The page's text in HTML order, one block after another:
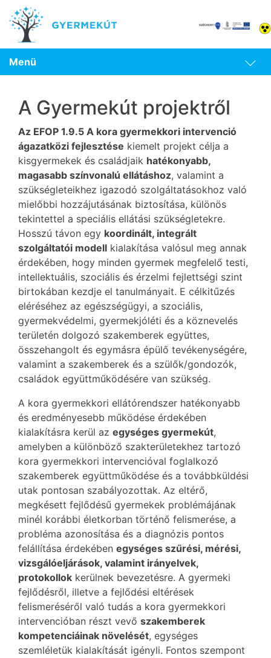
Menü
A Gyermekút projektről
Az EFOP 1.9.5 A kora gyermekkori intervenció
ágazatközi fejlesztése kiemelt projekt célja a
kisgyermekek és családjaik hatékonyabb,
magasabb színvonalú ellátáshoz, valamint a
szükségleteikhez igazodó szolgáltatásokhoz való
mielőbbi hozzájutásának biztosítása, különös
tekintettel a speciális ellátási szükségletekre.
Hosszú távon egy koordinált, integrált
szolgáltatói modell kialakítása valósul meg annak
érdekében, hogy minden gyermek megfelelő testi,
intellektuális, szociális és érzelmi fejlettségi szint
birtokában kezdje el tanulmányait. E célkitűzés
eléréséhez az egészségügyi, a szociális,
gyermekvédelmi, gyermekjóléti és a köznevelés
területén dolgozó szakemberek együttes,
összehangolt és egymásra épülő tevékenységére,
valamint a szakemberek és a szülők/gondozók,
családok együttműködésére van szükség.
A kora gyermekkori ellátórendszer hatékonyabb
és eredményesebb működése érdekében
kialakításra kerül az egységes gyermekút,
amelyben a különböző szakterületekhez tartozó
kora gyermekkori intervencióval foglalkozó
szakemberek együttműködése és a továbbküldési
utak pontosan szabályozottak. Az eltérő,
megkésett fejlődésű gyermekek problémájának
minél korábbi életkorban történő felismerése, a
probléma azonosítása és a diagnózis pontos
felállítása érdekében egységes szűrési, mérési,
vizsgálóeljárások, valamint irányelvek,
protokollok kerülnek bevezetésre. A gyermeki
fejlődésről, illetve a fejlődési eltérések
felismeréséről való tudás a kora gyermekkori
intervencióban részt vevő szakemberek
kompetenciáinak növelését, egységes
szemléletük kialakítását igényli. Fontos szempont